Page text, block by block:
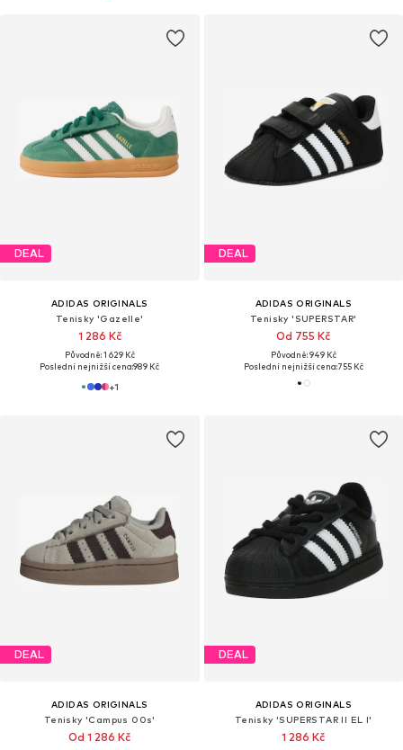
DEAL
ADIDAS ORIGINALS
Tenisky 'Gazelle'
1 286 Kč
Původně: 1 629 Kč
Poslední nejnižší cena:989 Kč
+1
DEAL
ADIDAS ORIGINALS
Tenisky 'SUPERSTAR'
Od 755 Kč
Původně: 949 Kč
Poslední nejnižší cena:755 Kč
DEAL
ADIDAS ORIGINALS
Tenisky 'Campus 00s'
Od 1 286 Kč
DEAL
ADIDAS ORIGINALS
Tenisky 'SUPERSTAR II EL I'
1 286 Kč